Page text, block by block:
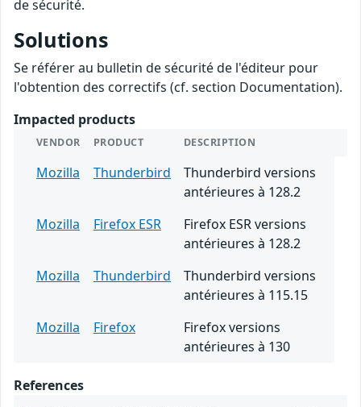
de sécurité.
Solutions
Se référer au bulletin de sécurité de l'éditeur pour
l'obtention des correctifs (cf. section Documentation).
Impacted products
VENDOR PRODUCT DESCRIPTION
Mozilla Thunderbird
Thunderbird versions
antérieures à 128.2
Mozilla
Firefox ESR
Firefox ESR versions
antérieures à 128.2
Mozilla
Thunderbird
Thunderbird versions
antérieures à 115.15
Mozilla
Firefox
Firefox versions
antérieures à 130
References